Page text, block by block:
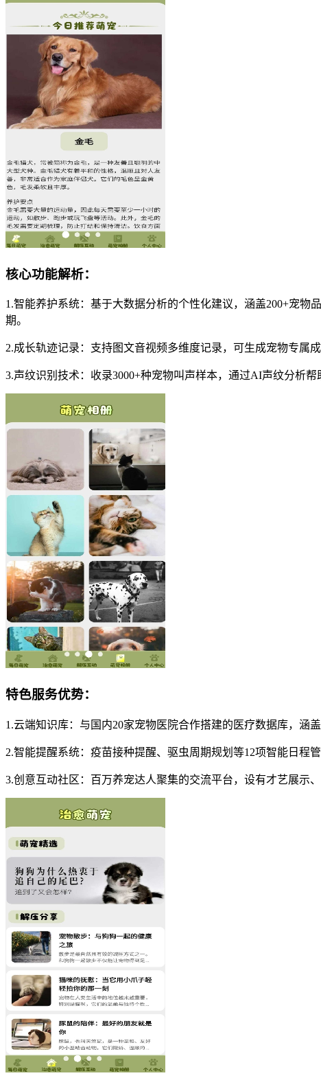
核心功能解析：
1.智能养护系统：基于大数据分析的个性化建议，涵盖200+宠
期。
2.成长轨迹记录：支持图文音视频多维度记录，可生成宠物专属
3.声纹识别技术：收录3000+种宠物叫声样本，通过AI声纹分析
特色服务优势：
1.云端知识库：与国内20家宠物医院合作搭建的医疗数据库，涵
2.智能提醒系统：疫苗接种提醒、驱虫周期规划等12项智能日程
3.创意互动社区：百万养宠达人聚集的交流平台，设有才艺展示